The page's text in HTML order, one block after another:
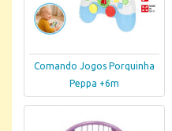
Comando Jogos Porquinha
Peppa +6m